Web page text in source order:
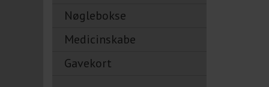
Nøglebokse
Medicinskabe
Gavekort